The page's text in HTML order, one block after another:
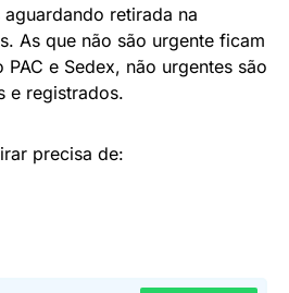
retirada na
As que não são urgente ficam
PAC e Sedex, não urgentes são
e registrados.
precisa de: